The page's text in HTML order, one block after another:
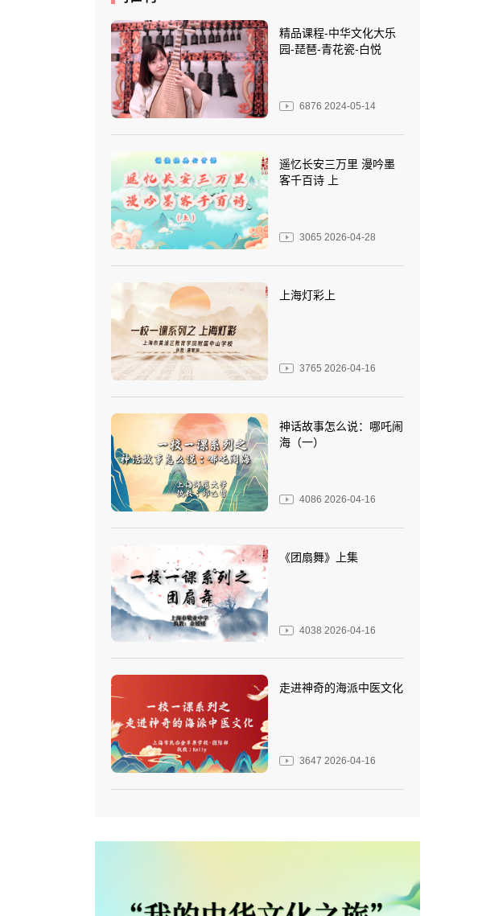
精品课程-中华文化大乐
园-琵琶-青花瓷-白悦
6876 2024-05-14
遥忆长安三万里 漫吟墨
客千百诗 上
3065 2026-04-28
上海灯彩上
3765 2026-04-16
神话故事怎么说：哪吒闹
海（一）
4086 2026-04-16
《团扇舞》上集
4038 2026-04-16
走进神奇的海派中医文化
3647 2026-04-16